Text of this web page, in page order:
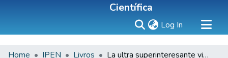
Científica
Log In (current)
Home IPEN Livros La ultra superinteresante vida de una pastilla de uranio